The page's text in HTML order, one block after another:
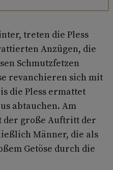
treten die Pless
Anzügen, die
Schmutzfetzen
revanchieren sich mit
die Pless ermattet
abtauchen. Am
der große Auftritt der
Männer, die als
Getöse durch die